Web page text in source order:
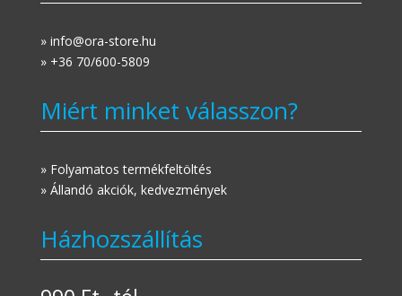
» info@ora-store.hu
» +36 70/600-5809
Miért minket válasszon?
» Folyamatos termékfeltöltés
» Állandó akciók, kedvezmények
Házhozszállítás